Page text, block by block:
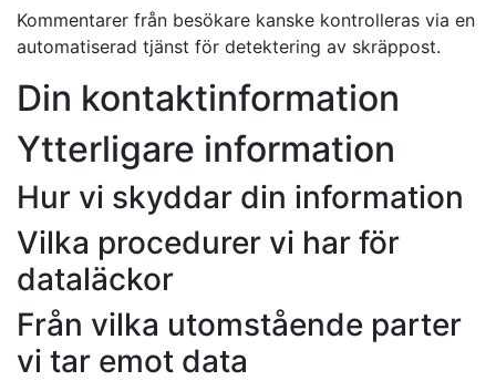
Kommentarer från besökare kanske kontrolleras via en
automatiserad tjänst för detektering av skräppost.
Din kontaktinformation
Ytterligare information
Hur vi skyddar din information
Vilka procedurer vi har för
dataläckor
Från vilka utomstående parter
vi tar emot data